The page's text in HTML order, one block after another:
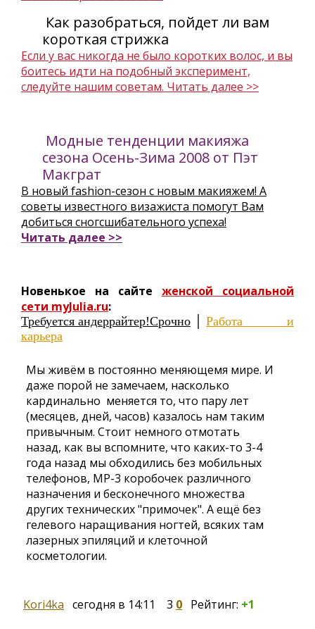
Как разобраться, пойдет ли вам
короткая стрижка
Если у вас никогда не было коротких волос, и вы
боитесь идти на подобный эксперимент,
следуйте нашим советам. Читать далее >>
Модные тенденции макияжа
сезона Осень-Зима 2008 от Пэт
Макграт
В новый fashion-сезон с новым макияжем! А
советы известного визажиста помогут Вам
добиться сногсшибательного успеха!
Читать далее >>
Новенькое на сайте женской социальной
сети myJulia.ru:
Требуется андеррайтер!Срочно
Работа и
карьера
Мы живём в постоянно меняющемя мире. И
даже порой не замечаем, насколько
кардинально меняется то, что пару лет
(месяцев, дней, часов) казалось нам таким
привычным. Стоит немного отмотать
назад, как вы вспомните, что каких-то 3-4
года назад мы обходились без мобильных
телефонов, МР-3 коробочек различного
назначения и бесконечного множества
других технических "примочек". А ещё без
гелевого наращивания ногтей, всяких там
лазерных эпиляций и клеточной
косметологии.
Kori4ka сегодня в 14:11 3 0 Рейтинг: +1